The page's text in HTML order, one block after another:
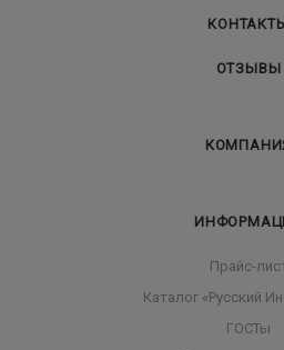
ОТЗЫВЫ
Прайс-
Каталог «Русский
ГОСТы